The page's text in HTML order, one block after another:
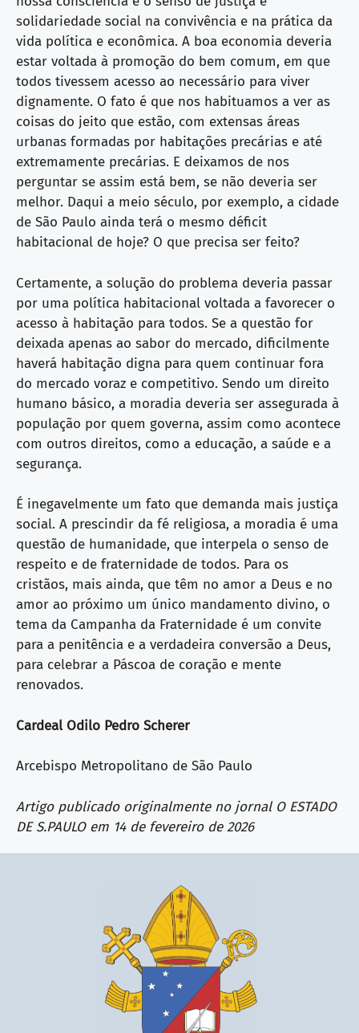
solidariedade social na convivência e na prática da
vida política e econômica. A boa economia deveria
estar voltada à promoção do bem comum, em que
todos tivessem acesso ao necessário para viver
dignamente. O fato é que nos habituamos a ver as
coisas do jeito que estão, com extensas áreas
urbanas formadas por habitações precárias e até
extremamente precárias. E deixamos de nos
perguntar se assim está bem, se não deveria ser
melhor. Daqui a meio século, por exemplo, a cidade
de São Paulo ainda terá o mesmo déficit
habitacional de hoje? O que precisa ser feito?
Certamente, a solução do problema deveria passar
por uma política habitacional voltada a favorecer o
acesso à habitação para todos. Se a questão for
deixada apenas ao sabor do mercado, dificilmente
haverá habitação digna para quem continuar fora
do mercado voraz e competitivo. Sendo um direito
humano básico, a moradia deveria ser assegurada à
população por quem governa, assim como acontece
com outros direitos, como a educação, a saúde e a
segurança.
É inegavelmente um fato que demanda mais justiça
social. A prescindir da fé religiosa, a moradia é uma
questão de humanidade, que interpela o senso de
respeito e de fraternidade de todos. Para os
cristãos, mais ainda, que têm no amor a Deus e no
amor ao próximo um único mandamento divino, o
tema da Campanha da Fraternidade é um convite
para a penitência e a verdadeira conversão a Deus,
para celebrar a Páscoa de coração e mente
renovados.
Cardeal Odilo Pedro Scherer
Arcebispo Metropolitano de São Paulo
Artigo publicado originalmente no jornal O ESTADO
DE S.PAULO em 14 de fevereiro de 2026